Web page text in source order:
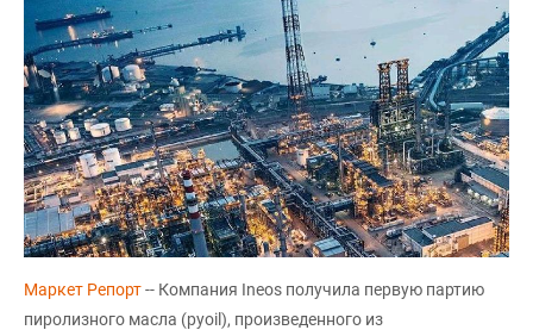
Маркет Репорт-- Компания Ineos получила первую партию
пиролизного масла (pyoil), произведенного из